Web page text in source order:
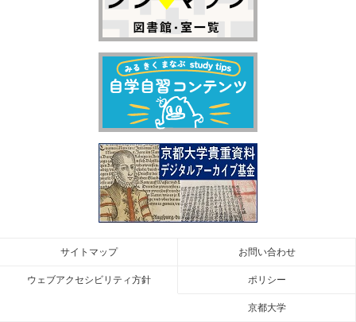
お問い合わせ
サイトマップ
ポリシー
ウェブアクセシビリティ方針
京都大学